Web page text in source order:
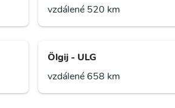
vzdálené 520 km
Ölgij - ULG
vzdálené 658 km